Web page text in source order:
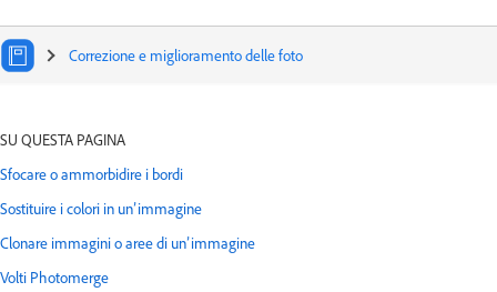
Correzione e miglioramento delle foto
SU QUESTA PAGINA
Sfocare o ammorbidire i bordi
Sostituire i colori in un’immagine
Clonare immagini o aree di un’immagine
Volti Photomerge